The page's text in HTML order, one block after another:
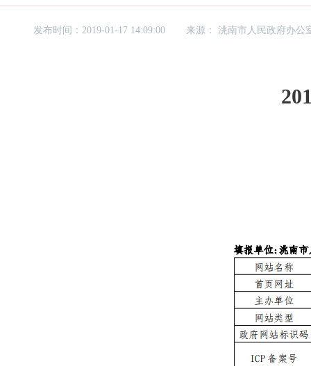
发布时间：2019-01-17 14:09:00 来源：洮南市人民政府办公